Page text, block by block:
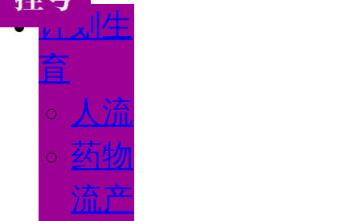
计划生
育
人流
药物
流产